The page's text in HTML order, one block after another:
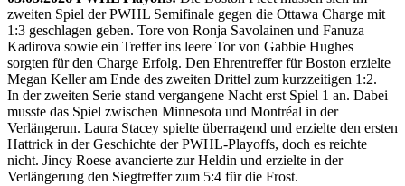
zweiten Spiel der PWHL Semifinale gegen die Ottawa Charge mit
1:3 geschlagen geben. Tore von Ronja Savolainen und Fanuza
Kadirova sowie ein Treffer ins leere Tor von Gabbie Hughes
sorgten für den Charge Erfolg. Den Ehrentreffer für Boston erzielte
Megan Keller am Ende des zweiten Drittel zum kurzzeitigen 1:2.
In der zweiten Serie stand vergangene Nacht erst Spiel 1 an. Dabei
musste das Spiel zwischen Minnesota und Montréal in der
Verlängerun. Laura Stacey spielte überragend und erzielte den ersten
Hattrick in der Geschichte der PWHL-Playoffs, doch es reichte
nicht. Jincy Roese avancierte zur Heldin und erzielte in der
Verlängerung den Siegtreffer zum 5:4 für die Frost.